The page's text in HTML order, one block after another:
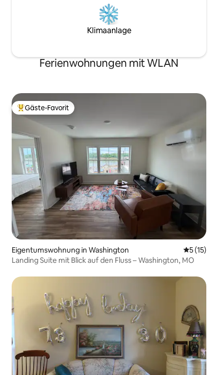
Klimaanlage
Ferienwohnungen mit WLAN
Beliebter Gäste-Favorit.
Gäste-Favorit
Eigentumswohnung in Washington
5 (15)
Landing Suite mit Blick auf den Fluss – Washington, MO